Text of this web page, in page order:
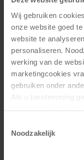
Wij gebruiken
onze website goed
website te
personaliseren.
werking van de
marketingcookies
gebruiken onder
Als u toestemming
marketingcookies,
analyse,
privacyverklaring
Noodzakelijk
Bekijk product
Zit-sta slinger
Wit
3-5 werkdagen
€ 249,00